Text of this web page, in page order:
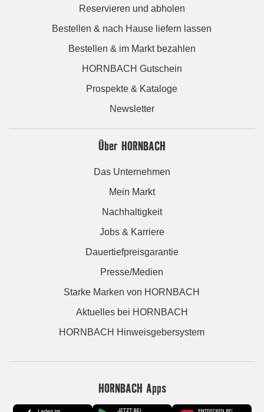
Reservieren und abholen
Bestellen & nach Hause liefern lassen
Bestellen & im Markt bezahlen
HORNBACH Gutschein
Prospekte & Kataloge
Newsletter
Über HORNBACH
Das Unternehmen
Mein Markt
Nachhaltigkeit
Jobs & Karriere
Dauertiefpreisgarantie
Presse/Medien
Starke Marken von HORNBACH
Aktuelles bei HORNBACH
HORNBACH Hinweisgebersystem
HORNBACH Apps